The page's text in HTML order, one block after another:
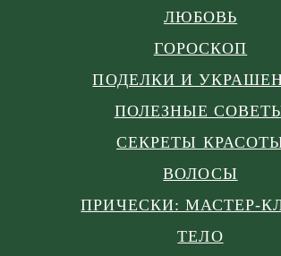
ЛЮБОВЬ
ГОРОСКОП
ПОДЕЛКИ И
ПОЛЕЗНЫЕ
СЕКРЕТЫ
ВОЛОСЫ
ПРИЧЕСКИ: МАСТЕР-
ТЕЛО